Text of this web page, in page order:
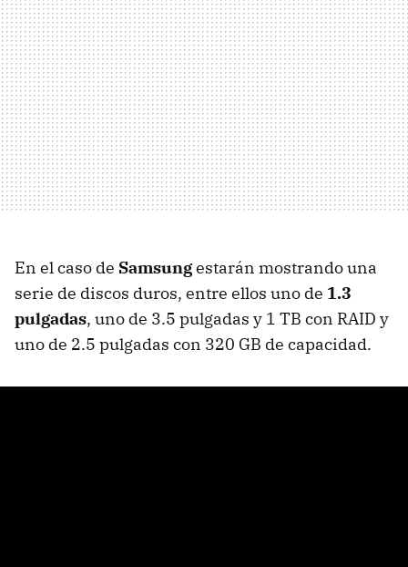
En el caso de Samsungestarán mostrando una
serie de discos duros, entre ellos uno de 1.3
pulgadas, uno de 3.5 pulgadas y 1 TB con RAID y
uno de 2.5 pulgadas con 320 GB de capacidad.